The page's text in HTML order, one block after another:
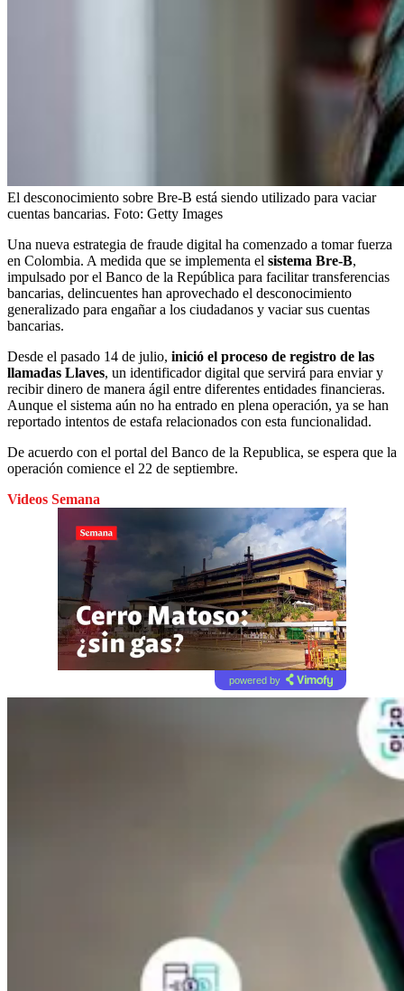
El desconocimiento sobre Bre-B está siendo utilizado para vaciar
cuentas bancarias. Foto: Getty Images
Una nueva estrategia de fraude digital ha comenzado a tomar fuerza
en Colombia. A medida que se implementa el sistema Bre-B,
impulsado por el Banco de la República para facilitar transferencias
bancarias, delincuentes han aprovechado el desconocimiento
generalizado para engañar a los ciudadanos y vaciar sus cuentas
bancarias.
Desde el pasado 14 de julio, inició el proceso de registro de las
llamadas Llaves, un identificador digital que servirá para enviar y
recibir dinero de manera ágil entre diferentes entidades financieras.
Aunque el sistema aún no ha entrado en plena operación, ya se han
reportado intentos de estafa relacionados con esta funcionalidad.
De acuerdo con el portal del Banco de la Republica, se espera que la
operación comience el 22 de septiembre.
Videos Semana
powered by